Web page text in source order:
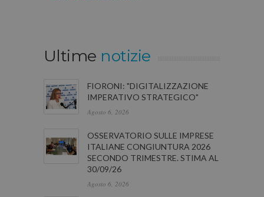
Ultime notizie
FIORONI: "DIGITALIZZAZIONE
IMPERATIVO STRATEGICO"
Agosto 6, 2026
OSSERVATORIO SULLE IMPRESE
ITALIANE CONGIUNTURA 2026
SECONDO TRIMESTRE. STIMA AL
30/09/26
Agosto 6, 2026